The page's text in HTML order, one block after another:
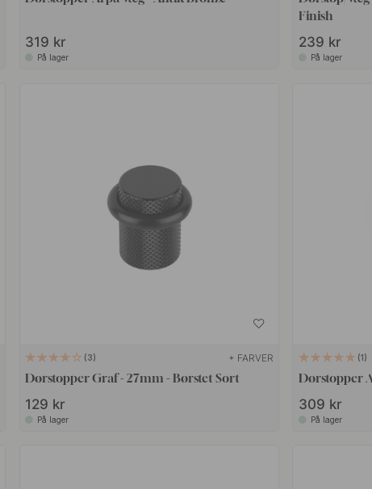
319 kr
På lager
Finish
239 kr
På lager
3 + FARVER
Dørstopper Graf - 27mm - Børstet Sort
129 kr
På lager
1
Dørstopper
309 kr
På lager